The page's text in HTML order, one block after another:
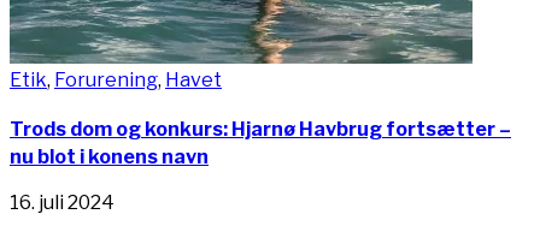
Etik, Forurening, Havet
Trods dom og konkurs: Hjarnø Havbrug fortsætter –
nu blot i konens navn
16. juli 2024